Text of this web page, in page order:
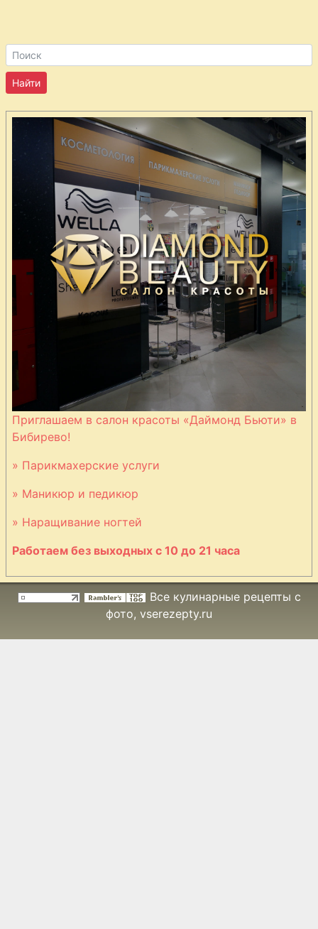
Приглашаем в салон красоты «Даймонд Бьюти» в
Бибирево!
» Парикмахерские услуги
» Маникюр и педикюр
» Наращивание ногтей
Работаем без выходных с 10 до 21 часа
Все кулинарные рецепты с
фото, vserezepty.ru